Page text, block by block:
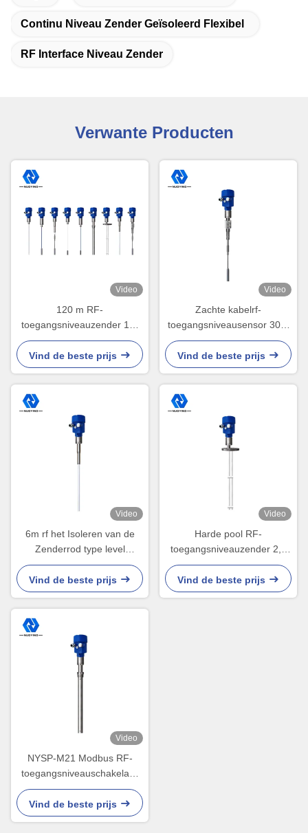
Continu Niveau Zender Geïsoleerd Flexibel
RF Interface Niveau Zender
Verwante Producten
Video
120 m RF-
toegangsniveauzender 13-
35vDC-toegangstype
niveausensor
Vind de beste prijs
Video
Zachte kabelrf-
toegangsniveausensor 30m
voor ultrahoge isolatievaste
stof
Vind de beste prijs
Video
6m rf het Isoleren van de
Zenderrod type level
transmitter hard van het
Toegangsniveau
Vind de beste prijs
Video
Harde pool RF-
toegangsniveauzender 2,5
MPa RF-puntniveausensor
Vind de beste prijs
Video
NYSP-M21 Modbus RF-
toegangsniveauschakelaar
Trommelharde staaf
Vind de beste prijs